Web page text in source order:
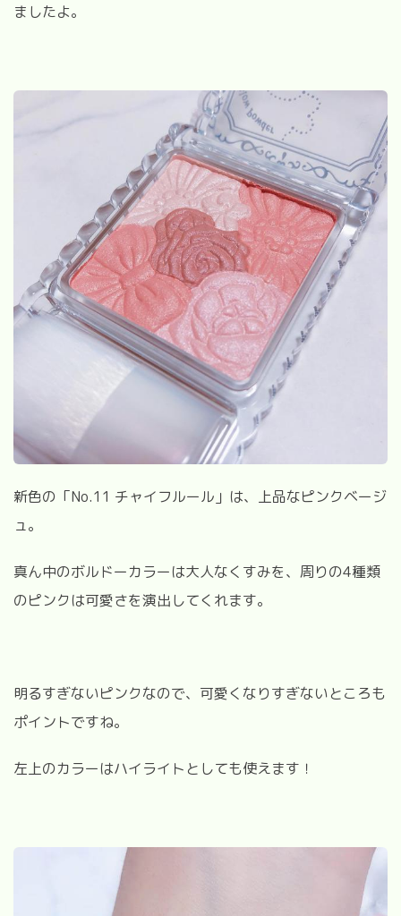
ましたよ。
新色の「No.11 チャイフルール」は、上品なピンクベージ
ュ。
真ん中のボルドーカラーは大人なくすみを、周りの4種類
のピンクは可愛さを演出してくれます。
明るすぎないピンクなので、可愛くなりすぎないところも
ポイントですね。
左上のカラーはハイライトとしても使えます！